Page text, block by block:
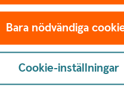
Är du
Blikund
Bara nödvändiga
Cookie-inställningar